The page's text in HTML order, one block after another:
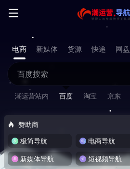
电商 新媒体 货源 快递 网盘
潮运营站内 百度 淘宝 京东
赞助商
极简导航
电商导航
新媒体导航 短视频导航